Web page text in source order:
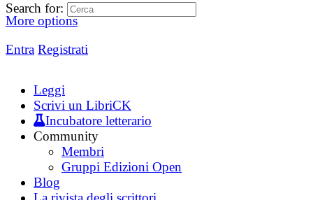
More options
Entra Registrati
Search for:
Leggi
Scrivi un LibriCK
Incubatore letterario
Community
Membri
Gruppi Edizioni Open
Blog